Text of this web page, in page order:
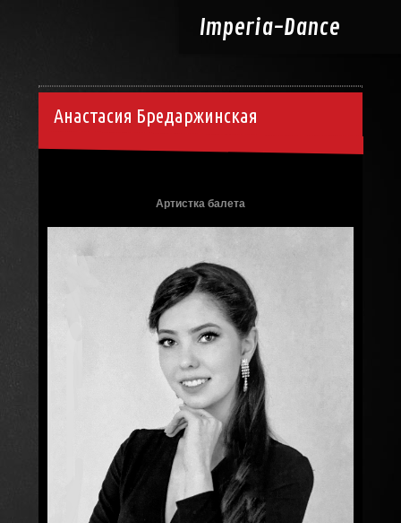
Imperia-Dance
Анастасия Бредаржинская
Артистка балета